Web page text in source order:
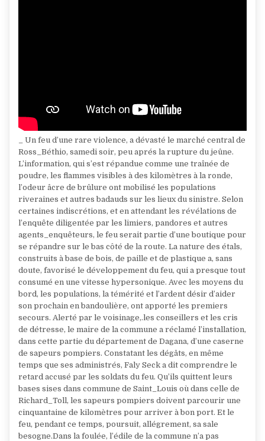
_ Un feu d’une rare violence, a dévasté le marché central de
Ross_Béthio, samedi soir, peu aprés la rupture du jeûne.
L’information, qui s’est répandue comme une traînée de
poudre, les flammes visibles à des kilomètres à la ronde,
l’odeur âcre de brûlure ont mobilisé les populations
riveraines et autres badauds sur les lieux du sinistre. Selon
certaines indiscrétions, et en attendant les révélations de
l’enquête diligentée par les limiers, pandores et autres
agents_enquêteurs, le feu serait partie d’une boutique pour
se répandre sur le bas côté de la route. La nature des étals,
construits à base de bois, de paille et de plastique a, sans
doute, favorisé le développement du feu, qui a presque tout
consumé en une vitesse hypersonique. Avec les moyens du
bord, les populations, la témérité et l’ardent désir d’aider
son prochain en bandoulière, ont apporté les premiers
secours. Alerté par le voisinage,.les conseillers et les cris
de détresse, le maire de la commune a réclamé l’installation,
dans cette partie du département de Dagana, d’une caserne
de sapeurs pompiers. Constatant les dégâts, en même
temps que ses administrés, Faly Seck a dit comprendre le
retard accusé par les soldats du feu. Qu’ils quittent leurs
bases sises dans commune de Saint_Louis où dans celle de
Richard_Toll, les sapeurs pompiers doivent parcourir une
cinquantaine de kilomètres pour arriver à bon port. Et le
feu, pendant ce temps, poursuit, allégrement, sa sale
besogne.Dans la foulée, l’édile de la commune n’a pas